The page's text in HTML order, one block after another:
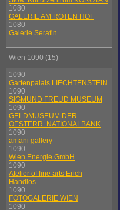
1080
GALERIE AM ROTEN HOF
1080
Galerie Serafin
Wien 1090 (15)
1090
Gartenpalais LIECHTENSTEIN
1090
SIGMUND FREUD MUSEUM
1090
GELDMUSEUM DER
OESTERR. NATIONALBANK
1090
amani gallery
1090
Wien Energie GmbH
1090
Atelier of fine arts Erich
Handlos
1090
FOTOGALERIE WIEN
1090